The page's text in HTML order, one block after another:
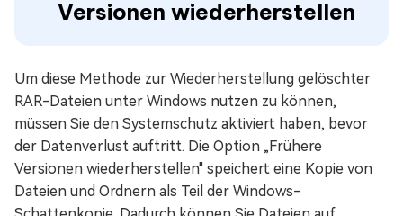
Versionen wiederherstellen
Um diese Methode zur Wiederherstellung gelöschter
RAR-Dateien unter Windows nutzen zu können,
müssen Sie den Systemschutz aktiviert haben, bevor
der Datenverlust auftritt. Die Option „Frühere
Versionen wiederherstellen" speichert eine Kopie von
Dateien und Ordnern als Teil der Windows-